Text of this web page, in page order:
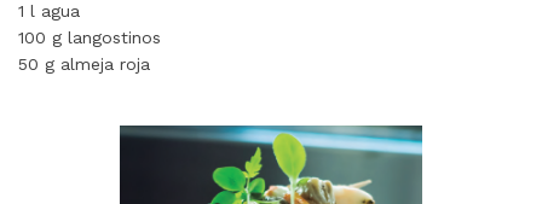
1 l agua
100 g langostinos
50 g almeja roja